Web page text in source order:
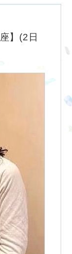
】(2日